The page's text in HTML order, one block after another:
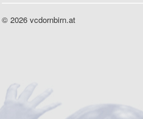
© 2026 vcdornbirn.at